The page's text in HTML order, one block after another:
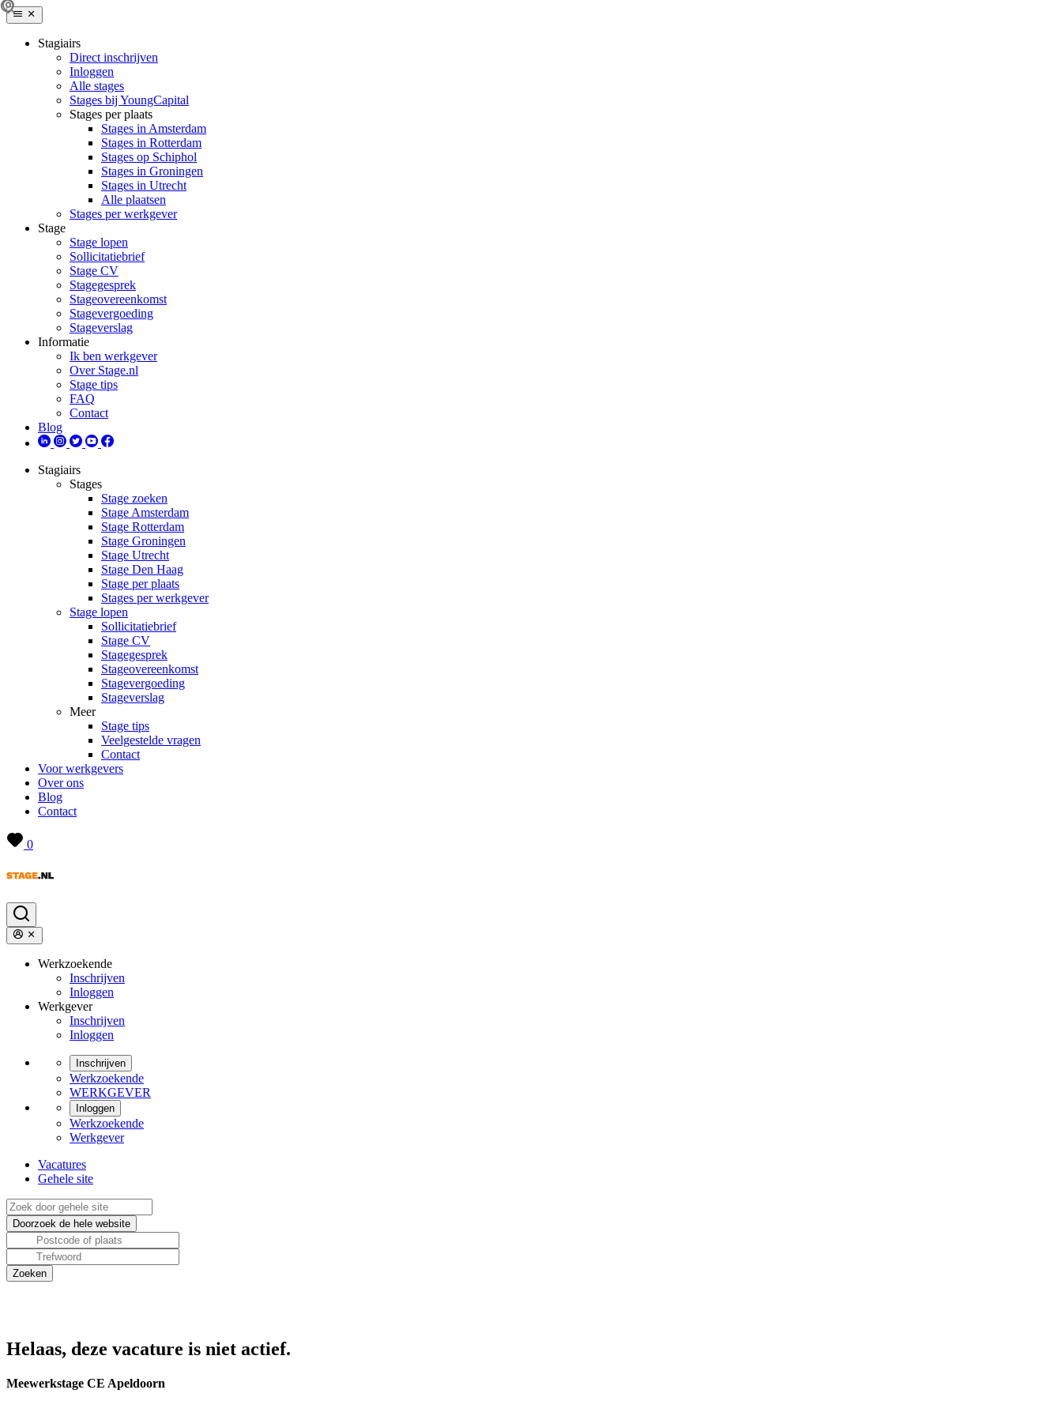
Stagiairs
Direct inschrijven
Inloggen
Alle stages
Stages bij YoungCapital
Stages per plaats
Stages in Amsterdam
Stages in Rotterdam
Stages op Schiphol
Stages in Groningen
Stages in Utrecht
Alle plaatsen
Stages per werkgever
Stage
Stage lopen
Sollicitatiebrief
Stage CV
Stagegesprek
Stageovereenkomst
Stagevergoeding
Stageverslag
Informatie
Ik ben werkgever
Over Stage.nl
Stage tips
FAQ
Contact
Blog
Stagiairs
Stages
Stage zoeken
Stage Amsterdam
Stage Rotterdam
Stage Groningen
Stage Utrecht
Stage Den Haag
Stage per plaats
Stages per werkgever
Stage lopen
Sollicitatiebrief
Stage CV
Stagegesprek
Stageovereenkomst
Stagevergoeding
Stageverslag
Meer
Stage tips
Veelgestelde vragen
Contact
Voor werkgevers
Over ons
Blog
Contact
0
Werkzoekende
Inschrijven
Inloggen
Werkgever
Inschrijven
Inloggen
Inschrijven
Werkzoekende
WERKGEVER
Inloggen
Werkzoekende
Werkgever
Vacatures
Gehele site
Helaas, deze vacature is niet actief.
Meewerkstage CE Apeldoorn